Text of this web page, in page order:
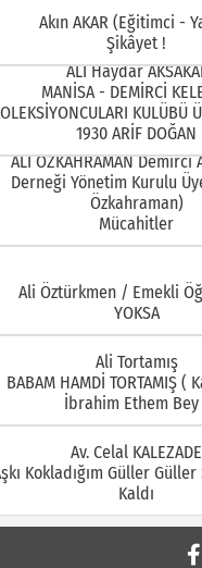
KOLEKSİYONCULARI KULÜBÜ
1930 ARİF DOĞAN
ALİ ÖZKAHRAMAN Demirci
Derneği Yönetim Kurulu
Özkahraman)
Mücahitler
Ali Öztürkmen / Emekli
YOKSA
BABAM HAMDİ TORTAMIŞ (
İbrahim Ethem Bey )
Av. Celal KALEZADE
Aşkı Kokladığım Güller Güller
Kaldı
Avukat M. İkbal
Korona Virüsü
Sorumluluğu
Avukat Sinan YEKREK